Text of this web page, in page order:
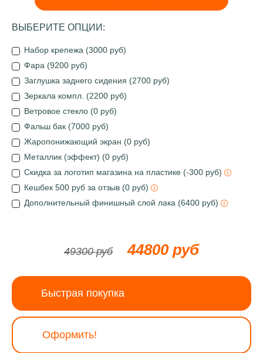
ВЫБЕРИТЕ ОПЦИИ:
Набор крепежа (3000 руб)
Фара (9200 руб)
Заглушка заднего сидения (2700 руб)
Зеркала компл. (2200 руб)
Ветровое стекло (0 руб)
Фальш бак (7000 руб)
Жаропонижающий экран (0 руб)
Металлик (эффект) (0 руб)
Скидка за логотип магазина на пластике (-300 руб)
Кешбек 500 руб за отзыв (0 руб)
Дополнительный финишный слой лака (6400 руб)
49300 руб 44800 руб
Быстрая покупка
Оформить!